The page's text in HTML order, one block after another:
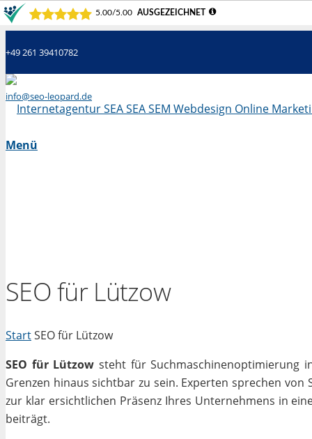
+49 261 39410782
info@seo-leopard.de
Menü
SEO für Lützow
StartSEO für Lützow
SEO für Lützow steht für Suchmaschinenoptimierung
Grenzen hinaus sichtbar zu sein. Experten sprechen von
zur klar ersichtlichen Präsenz Ihres Unternehmens in
beiträgt.